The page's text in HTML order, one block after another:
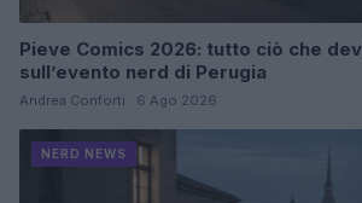
Pieve Comics 2026: tutto ciò che
sull’evento nerd di Perugia
Andrea Conforti · 6 Ago 2026
NERD NEWS